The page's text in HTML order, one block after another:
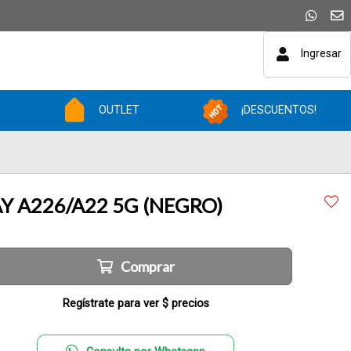
Ingresar
OUTLET ¡DESCUENTOS!
A226/A22 5G (NEGRO)
Comprar
Regístrate para ver $ precios